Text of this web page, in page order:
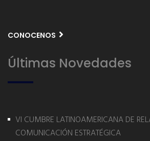
CONOCENOS
Últimas Novedades
VI CUMBRE LATINOAMERICANA DE
COMUNICACIÓN ESTRATÉGICA